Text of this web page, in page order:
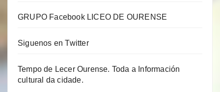
GRUPO Facebook LICEO DE OURENSE
Siguenos en Twitter
Tempo de Lecer Ourense. Toda a Información
cultural da cidade.